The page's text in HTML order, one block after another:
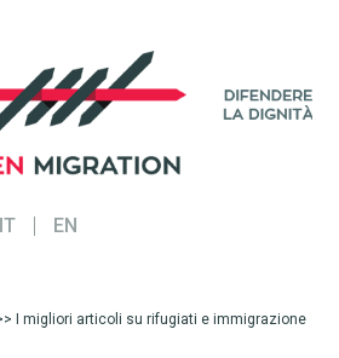
IT EN
I migliori articoli su rifugiati e immigrazione